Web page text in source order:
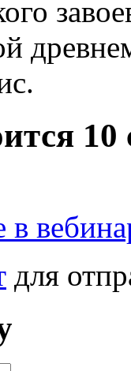
в
для